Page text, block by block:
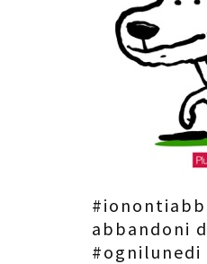
abbandoni